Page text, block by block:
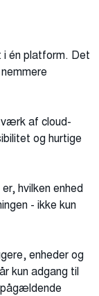
én platform. Det
af cloud-
og hurtige
hvilken enhed
- ikke kun
enheder og
kun adgang til